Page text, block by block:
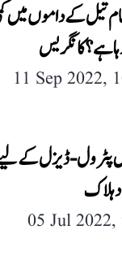
کے داموں میں
ہے؟ کانگریس
11 Sep 2022,
پٹرول-ڈیزل کے
05 Jul